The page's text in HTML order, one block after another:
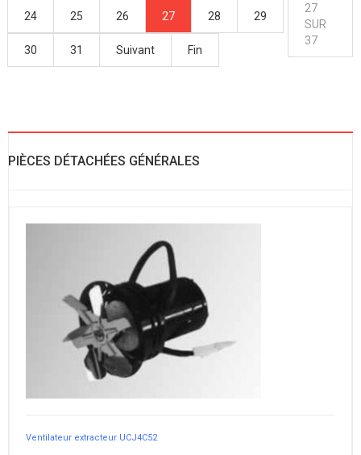
24 25 26 27 28 29
30 31 Suivant Fin
27
SUR
37
PIÈCES DÉTACHÉES GÉNÉRALES
Ventilateur extracteur UCJ4C52